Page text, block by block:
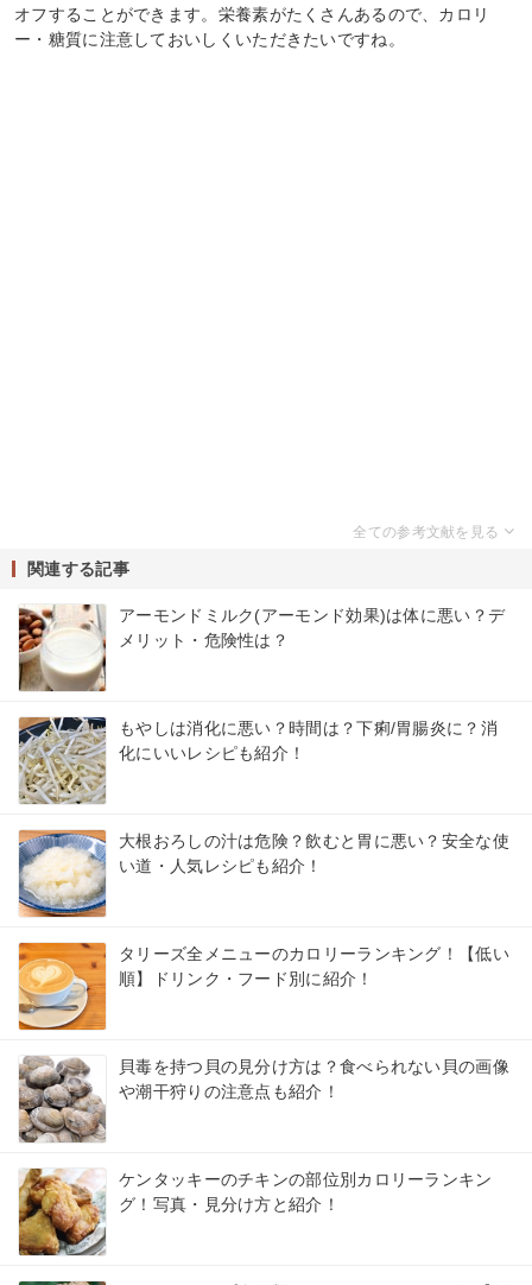
オフすることができます。栄養素がたくさんあるので、カロリ
ー・糖質に注意しておいしくいただきたいですね。
関連する記事
アーモンドミルク(アーモンド効果)は体に悪い？デ
メリット・危険性は？
もやしは消化に悪い？時間は？下痢/胃腸炎に？消
化にいいレシピも紹介！
大根おろしの汁は危険？飲むと胃に悪い？安全な使
い道・人気レシピも紹介！
タリーズ全メニューのカロリーランキング！【低い
順】ドリンク・フード別に紹介！
貝毒を持つ貝の見分け方は？食べられない貝の画像
や潮干狩りの注意点も紹介！
ケンタッキーのチキンの部位別カロリーランキン
グ！写真・見分け方と紹介！